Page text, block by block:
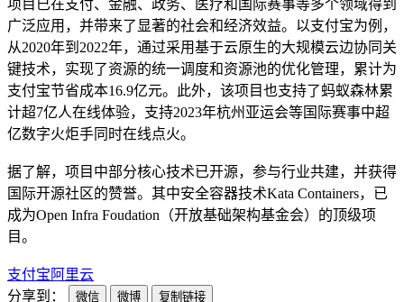
项目已在支付、金融、政务、医疗和国际赛事等多个领域得到
广泛应用，并带来了显著的社会和经济效益。以支付宝为例，
从2020年到2022年，通过采用基于云原生的大规模云边协同关
键技术，实现了资源的统一调度和资源池的优化管理，累计为
支付宝节省成本16.9亿元。此外，该项目也支持了蚂蚁森林累
计超7亿人在线体验，支持2023年杭州亚运会等国际赛事中超
亿数字火炬手同时在线点火。
据了解，项目中部分核心技术已开源，参与行业共建，并获得
国际开源社区的赞誉。其中安全容器技术Kata Containers，已
成为Open Infra Foudation（开放基础架构基金会）的顶级项
目。
支付宝 阿里云
分享到：
微信 微博 复制链接